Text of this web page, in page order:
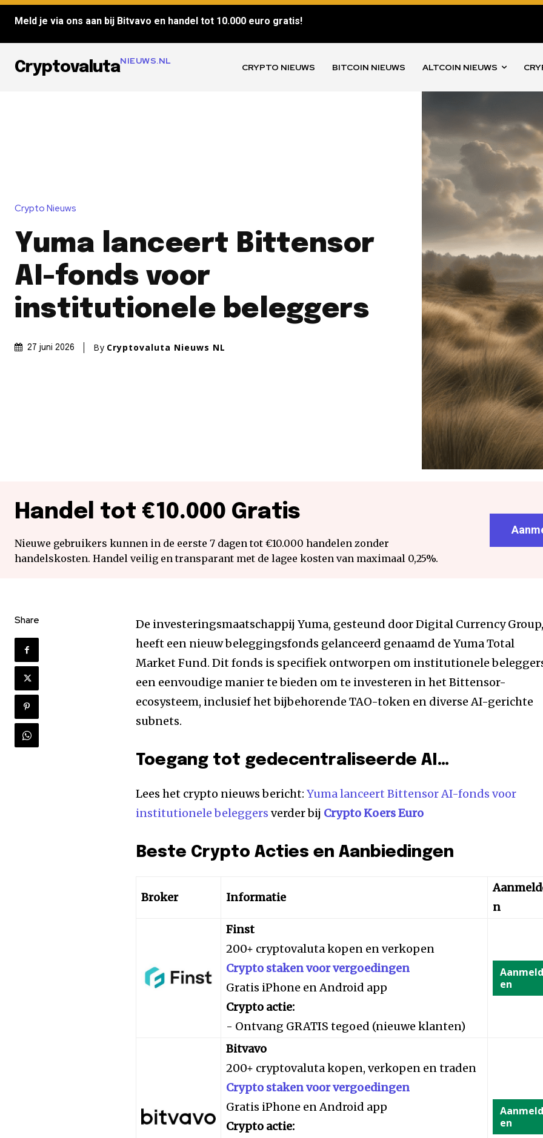
Meld je via ons aan bij Bitvavo en handel tot 10.000 euro gratis!
CryptovalutaNIEUWS.NL
CRYPTO NIEUWS BITCOIN NIEUWS ALTCOIN NIEUWS
Crypto Nieuws
Yuma lanceert Bittensor
AI-fonds voor
institutionele beleggers
27 juni 2026 By Cryptovaluta Nieuws NL
Handel tot €10.000 Gratis
Nieuwe gebruikers kunnen in de eerste 7 dagen tot €10.000 handelen zonder
handelskosten. Handel veilig en transparant met de lagee kosten van maximaal 0,25%.
Share
De investeringsmaatschappij Yuma, gesteund door Digital Currency
heeft een nieuw beleggingsfonds gelanceerd genaamd de Yuma Total
Market Fund. Dit fonds is specifiek ontworpen om institutionele
een eenvoudige manier te bieden om te investeren in het Bittensor-
ecosysteem, inclusief het bijbehorende TAO-token en diverse AI-gerichte
subnets.
Toegang tot gedecentraliseerde AI…
Lees het crypto nieuws bericht:Yuma lanceert Bittensor AI-fonds voor
institutionele beleggers verder bij Crypto Koers Euro
Beste Crypto Acties en Aanbiedingen
Broker Informatie
n
Finst
200+ cryptovaluta kopen en verkopen
Crypto staken voor vergoedingen
Gratis iPhone en Android app
Crypto actie:
- Ontvang GRATIS tegoed (nieuwe klanten)
en
Bitvavo
200+ cryptovaluta kopen, verkopen en traden
Crypto staken voor vergoedingen
Gratis iPhone en Android app
Crypto actie:
en